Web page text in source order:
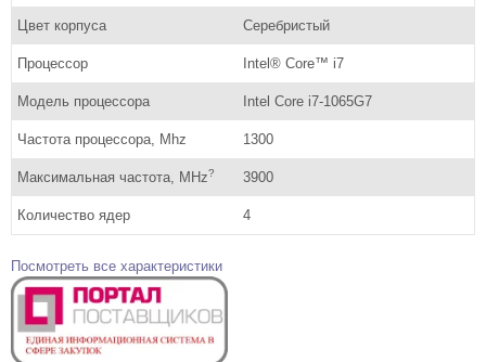
Цвет корпуса Серебристый
Процессор Intel® Core™ i7
Модель процессора Intel Core i7-1065G7
Частота процессора, Mhz 1300
Максимальная частота, MHz? 3900
Количество ядер 4
Посмотреть все характеристики